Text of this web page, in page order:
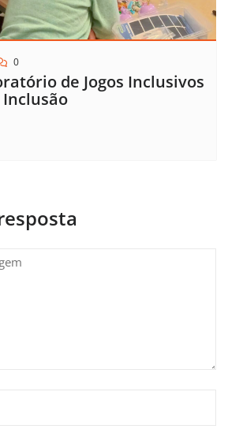
0
de Jogos Inclusivos